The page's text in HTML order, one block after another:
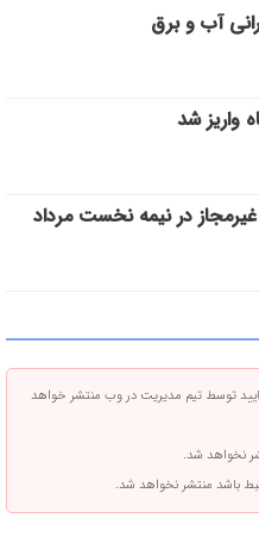
آب و برق
واریز شد
توسط تیم مدیریت در وب منتشر خواهد
نخواهد شد.
باشد منتشر نخواهد شد.